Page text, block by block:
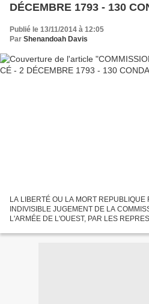
DÉCEMBRE 1793 - 130
Publié le 13/11/2014 à 12:05
Par Shenandoah Davis
LA LIBERTÉ OU LA MORT REPUBLIQUE
INDIVISIBLE JUGEMENT DE LA
L'ARMÉE DE L'OUEST, PAR LES
dénommés ci-après, atteins &